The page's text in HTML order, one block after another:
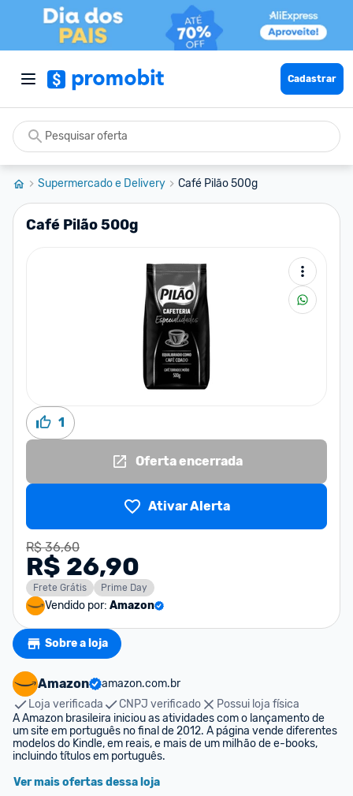
Cadastrar
Supermercado e Delivery Café Pilão 500g
Café Pilão 500g
1
Oferta encerrada
Ativar Alerta
R$ 36,60
R$ 26,90
Frete Grátis Prime Day
Vendido por: Amazon
Sobre a loja
Amazon
amazon.com.br
Loja verificada
CNPJ verificado
Possui loja física
A Amazon brasileira iniciou as atividades com o lançamento de
um site em português no final de 2012. A página vende diferentes
modelos do Kindle, em reais, e mais de um milhão de e-books,
incluindo títulos em português.
Ver mais ofertas dessa loja